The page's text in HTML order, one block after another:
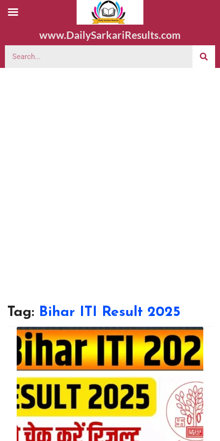
www.DailySarkariResults.com
Tag: Bihar ITI Result 2025